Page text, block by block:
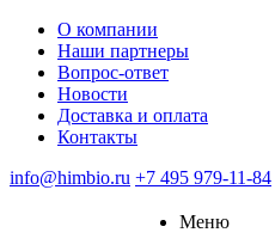
О компании
Наши партнеры
Вопрос-ответ
Новости
Доставка и оплата
Контакты
info@himbio.ru +7 495 979-11-84
Меню